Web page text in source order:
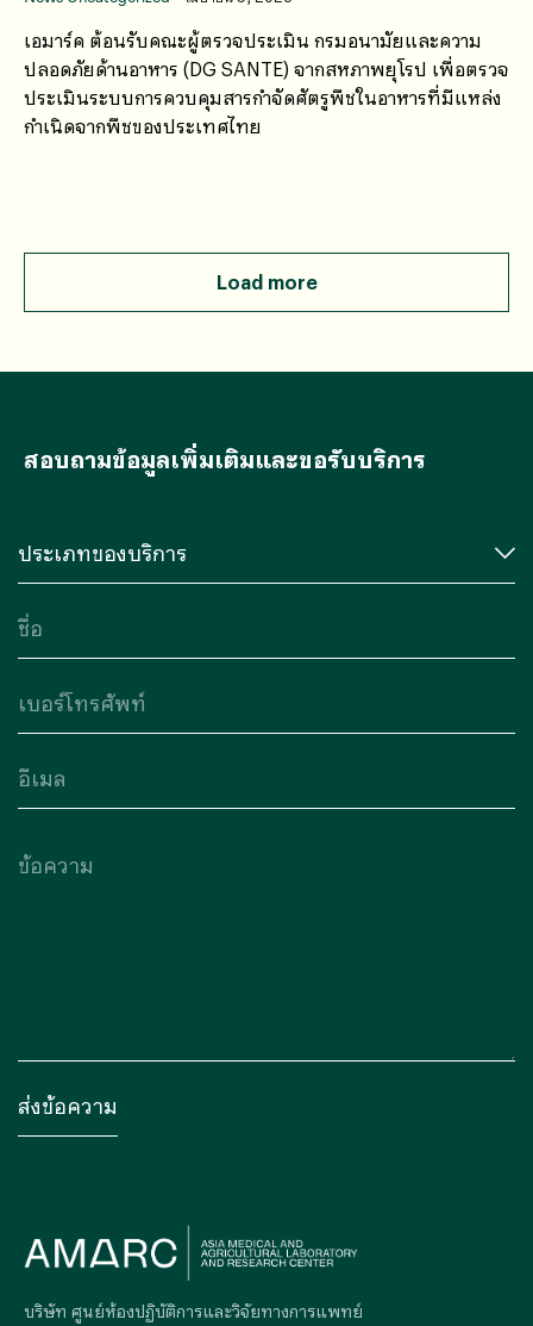
เอมาร์ค ต้อนรับคณะผู้ตรวจประเมิน กรมอนามัยและความ
ปลอดภัยด้านอาหาร (DG SANTE) จากสหภาพยุโรป เพื่อตรวจ
ประเมินระบบการควบคุมสารกำจัดศัตรูพืชในอาหารที่มีแหล่ง
กำเนิดจากพืชของประเทศไทย
Load more
สอบถามข้อมูลเพิ่มเติมและขอรับบริการ
บริษัท ศูนย์ห้องปฏิบัติการและวิจัยทางการแพทย์